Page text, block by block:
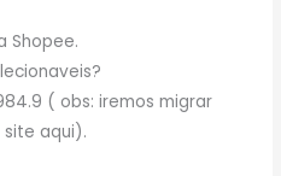
Shopee.
( obs: iremos migrar
aqui).